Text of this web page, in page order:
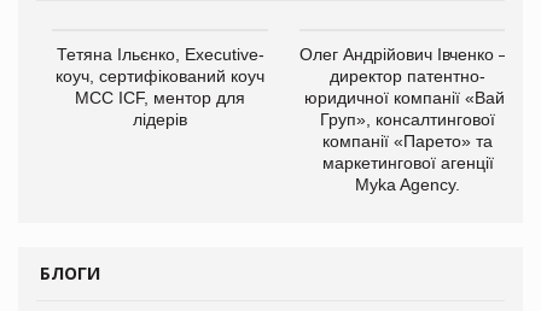
Тетяна Ільєнко, Executive-
коуч, сертифікований коуч
МСС ICF, ментор для
лідерів
Олег Андрійович Івченко —
директор патентно-
юридичної компанії «Вайз
Груп», консалтингової
компанії «Парето» та
маркетингової агенції
Myka Agency.
БЛОГИ